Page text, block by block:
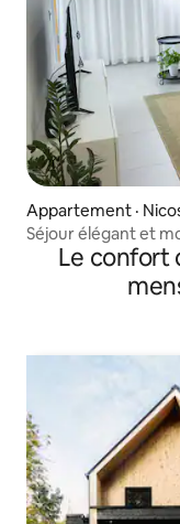
Appartement ·
Séjour élégant et
Le confort